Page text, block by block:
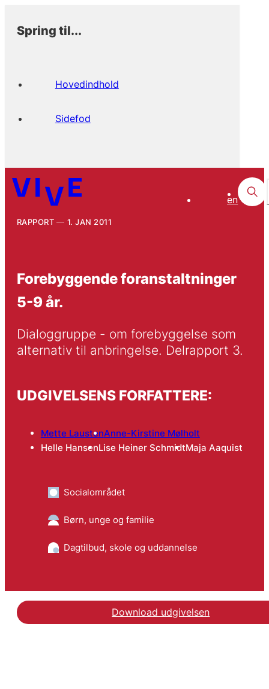
Spring til...
Hovedindhold
Sidefod
en
RAPPORT 1. JAN 2011
Forebyggende foranstaltninger
5-9 år.
Dialoggruppe - om forebyggelse som
alternativ til anbringelse. Delrapport 3.
UDGIVELSENS FORFATTERE:
Mette LaustenAnne-Kirstine Mølholt
Helle HansenLise Heiner SchmidtMaja Aaquist
Socialområdet
Børn, unge og familie
Dagtilbud, skole og uddannelse
Download udgivelsen